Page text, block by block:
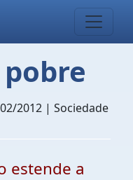
2012 | Sociedade
estende a